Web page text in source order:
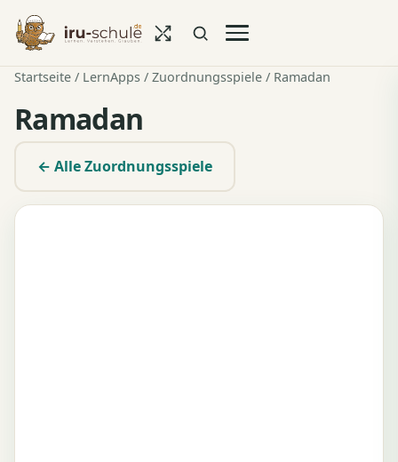
Startseite / LernApps / Zuordnungsspiele / Ramadan
Ramadan
← Alle Zuordnungsspiele